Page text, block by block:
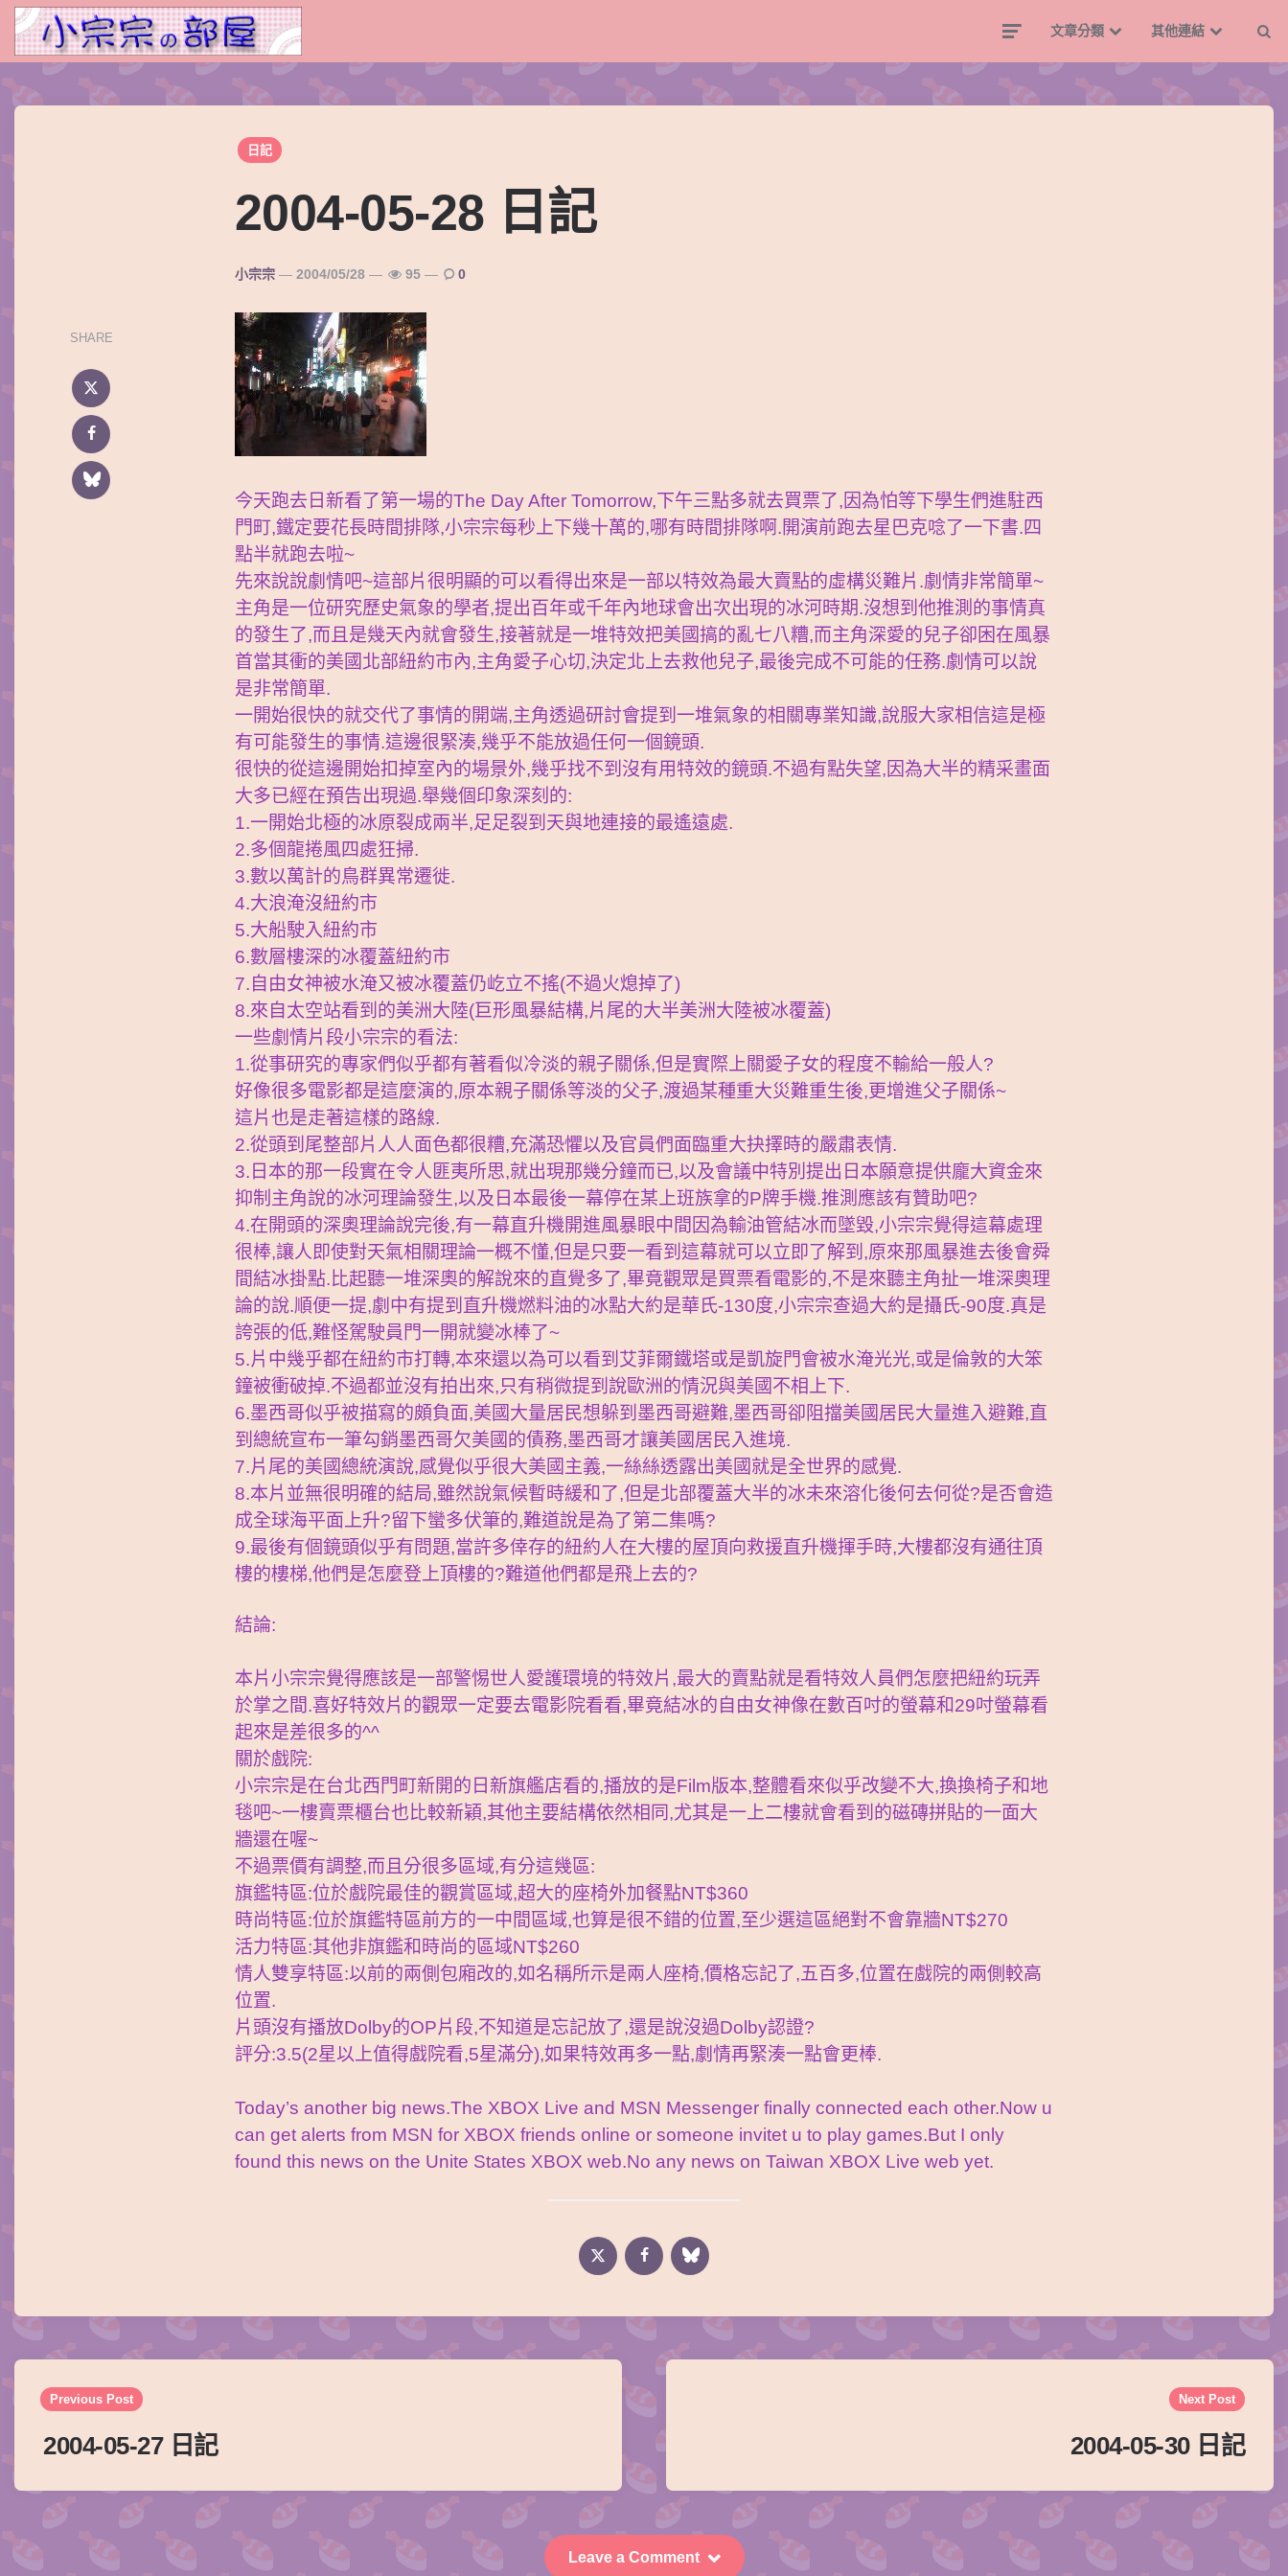
文章分類 其他連結
日記
2004-05-28 日記
Posted
小宗宗 2004/05/28 95 0
SHARE
今天跑去日新看了第一場的The Day After Tomorrow,下午三點多就去買票了,因為怕等下學生們進駐西
門町,鐵定要花長時間排隊,小宗宗每秒上下幾十萬的,哪有時間排隊啊.開演前跑去星巴克唸了一下書.四
點半就跑去啦~
先來說說劇情吧~這部片很明顯的可以看得出來是一部以特效為最大賣點的虛構災難片.劇情非常簡單~
主角是一位研究歷史氣象的學者,提出百年或千年內地球會出次出現的冰河時期.沒想到他推測的事情真
的發生了,而且是幾天內就會發生,接著就是一堆特效把美國搞的亂七八糟,而主角深愛的兒子卻困在風暴
首當其衝的美國北部紐約市內,主角愛子心切,決定北上去救他兒子,最後完成不可能的任務.劇情可以說
是非常簡單.
一開始很快的就交代了事情的開端,主角透過研討會提到一堆氣象的相關專業知識,說服大家相信這是極
有可能發生的事情.這邊很緊湊,幾乎不能放過任何一個鏡頭.
很快的從這邊開始扣掉室內的場景外,幾乎找不到沒有用特效的鏡頭.不過有點失望,因為大半的精采畫面
大多已經在預告出現過.舉幾個印象深刻的:
1.一開始北極的冰原裂成兩半,足足裂到天與地連接的最遙遠處.
2.多個龍捲風四處狂掃.
3.數以萬計的鳥群異常遷徙.
4.大浪淹沒紐約市
5.大船駛入紐約市
6.數層樓深的冰覆蓋紐約市
7.自由女神被水淹又被冰覆蓋仍屹立不搖(不過火熄掉了)
8.來自太空站看到的美洲大陸(巨形風暴結構,片尾的大半美洲大陸被冰覆蓋)
一些劇情片段小宗宗的看法:
1.從事研究的專家們似乎都有著看似冷淡的親子關係,但是實際上關愛子女的程度不輸給一般人?
好像很多電影都是這麼演的,原本親子關係等淡的父子,渡過某種重大災難重生後,更增進父子關係~
這片也是走著這樣的路線.
2.從頭到尾整部片人人面色都很糟,充滿恐懼以及官員們面臨重大抉擇時的嚴肅表情.
3.日本的那一段實在令人匪夷所思,就出現那幾分鐘而已,以及會議中特別提出日本願意提供龐大資金來
抑制主角說的冰河理論發生,以及日本最後一幕停在某上班族拿的P牌手機.推測應該有贊助吧?
4.在開頭的深奧理論說完後,有一幕直升機開進風暴眼中間因為輸油管結冰而墜毀,小宗宗覺得這幕處理
很棒,讓人即使對天氣相關理論一概不懂,但是只要一看到這幕就可以立即了解到,原來那風暴進去後會舜
間結冰掛點.比起聽一堆深奧的解說來的直覺多了,畢竟觀眾是買票看電影的,不是來聽主角扯一堆深奧理
論的說.順便一提,劇中有提到直升機燃料油的冰點大約是華氏-130度,小宗宗查過大約是攝氏-90度.真是
誇張的低,難怪駕駛員門一開就變冰棒了~
5.片中幾乎都在紐約市打轉,本來還以為可以看到艾菲爾鐵塔或是凱旋門會被水淹光光,或是倫敦的大笨
鐘被衝破掉.不過都並沒有拍出來,只有稍微提到說歐洲的情況與美國不相上下.
6.墨西哥似乎被描寫的頗負面,美國大量居民想躲到墨西哥避難,墨西哥卻阻擋美國居民大量進入避難,直
到總統宣布一筆勾銷墨西哥欠美國的債務,墨西哥才讓美國居民入進境.
7.片尾的美國總統演說,感覺似乎很大美國主義,一絲絲透露出美國就是全世界的感覺.
8.本片並無很明確的結局,雖然說氣候暫時緩和了,但是北部覆蓋大半的冰未來溶化後何去何從?是否會造
成全球海平面上升?留下蠻多伏筆的,難道說是為了第二集嗎?
9.最後有個鏡頭似乎有問題,當許多倖存的紐約人在大樓的屋頂向救援直升機揮手時,大樓都沒有通往頂
樓的樓梯,他們是怎麼登上頂樓的?難道他們都是飛上去的?
結論:
本片小宗宗覺得應該是一部警惕世人愛護環境的特效片,最大的賣點就是看特效人員們怎麼把紐約玩弄
於掌之間.喜好特效片的觀眾一定要去電影院看看,畢竟結冰的自由女神像在數百吋的螢幕和29吋螢幕看
起來是差很多的^^
關於戲院:
小宗宗是在台北西門町新開的日新旗艦店看的,播放的是Film版本,整體看來似乎改變不大,換換椅子和地
毯吧~一樓賣票櫃台也比較新穎,其他主要結構依然相同,尤其是一上二樓就會看到的磁磚拼貼的一面大
牆還在喔~
不過票價有調整,而且分很多區域,有分這幾區:
旗鑑特區:位於戲院最佳的觀賞區域,超大的座椅外加餐點NT$360
時尚特區:位於旗鑑特區前方的一中間區域,也算是很不錯的位置,至少選這區絕對不會靠牆NT$270
活力特區:其他非旗鑑和時尚的區域NT$260
情人雙享特區:以前的兩側包廂改的,如名稱所示是兩人座椅,價格忘記了,五百多,位置在戲院的兩側較高
位置.
片頭沒有播放Dolby的OP片段,不知道是忘記放了,還是說沒過Dolby認證?
評分:3.5(2星以上值得戲院看,5星滿分),如果特效再多一點,劇情再緊湊一點會更棒.
Today’s another big news.The XBOX Live and MSN Messenger finally connected each other.Now u
can get alerts from MSN for XBOX friends online or someone invitet u to play games.But I only
found this news on the Unite States XBOX web.No any news on Taiwan XBOX Live web yet.
Post
navigation
Previous Post
2004-05-27 日記
Next Post
2004-05-30 日記
Leave a Comment